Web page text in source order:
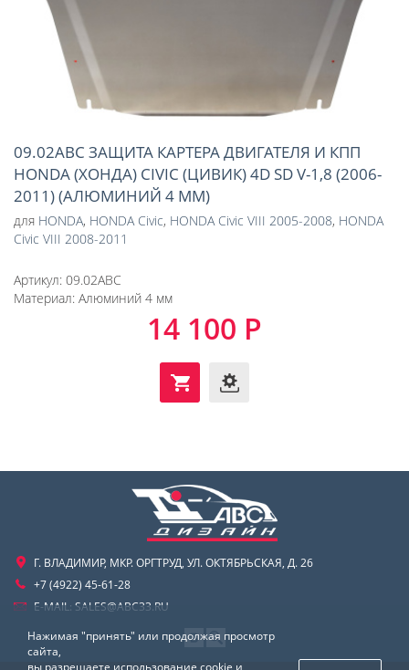
09.02ABC ЗАЩИТА КАРТЕРА ДВИГАТЕЛЯ И КПП
HONDA (ХОНДА) CIVIC (ЦИВИК) 4D SD V-1,8 (2006-
2011) (АЛЮМИНИЙ 4 ММ)
для HONDA, HONDA Civic, HONDA Civic VIII 2005-2008, HONDA
Civic VIII 2008-2011
Артикул: 09.02ABC
Материал: Алюминий 4 мм
14 100 Р
Г. ВЛАДИМИР, МКР. ОРГТРУД, УЛ. ОКТЯБРЬСКАЯ, Д. 26
+7 (4922) 45-61-28
E-MAIL: SALES@ABC33.RU
Нажимая "принять" или продолжая просмотр
сайта,
вы разрешаете использование cookie и